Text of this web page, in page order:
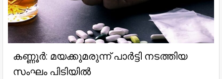
കണ്ണൂർ: മയക്കുമരുന്ന് പാർട്ടി നടത്തിയ
സംഘം പിടിയിൽ